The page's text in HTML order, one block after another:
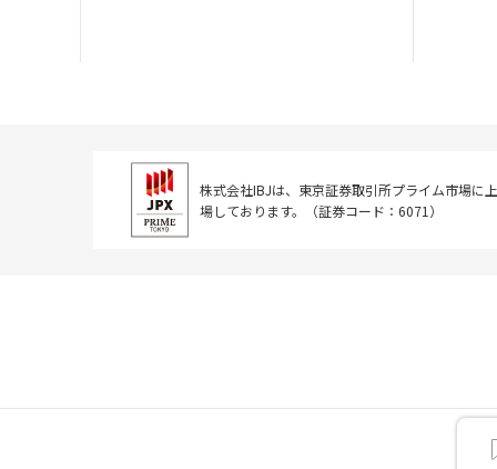
株式会社IBJは、東京証券取引所プライム市場に上
場しております。
（証券コード：6071）